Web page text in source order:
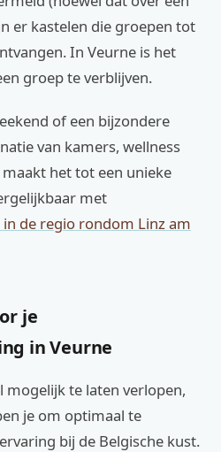
er kastelen die groepen tot
In Veurne is het
groep te verblijven.
of een bijzondere
van kamers, wellness
het tot een unieke
met
de regio rondom Linz am
je
in Veurne
mogelijk te laten verlopen,
je om optimaal te
bij de Belgische kust.